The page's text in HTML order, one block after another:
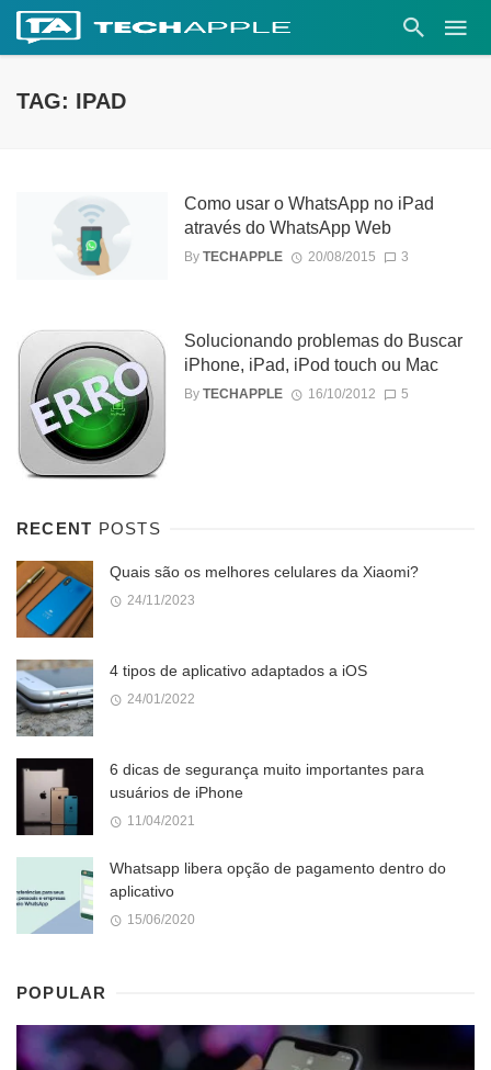
TAG: IPAD
Como usar o WhatsApp no iPad
através do WhatsApp Web
By TECHAPPLE 20/08/2015 3
Solucionando problemas do Buscar
iPhone, iPad, iPod touch ou Mac
By TECHAPPLE 16/10/2012 5
RECENT POSTS
Quais são os melhores celulares da Xiaomi?
24/11/2023
4 tipos de aplicativo adaptados a iOS
24/01/2022
6 dicas de segurança muito importantes para
usuários de iPhone
11/04/2021
Whatsapp libera opção de pagamento dentro do
aplicativo
15/06/2020
POPULAR